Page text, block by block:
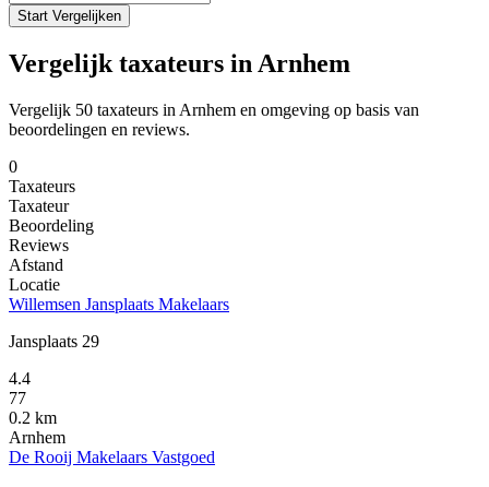
Start Vergelijken
Vergelijk taxateurs in Arnhem
Vergelijk 50 taxateurs in Arnhem en omgeving op basis van
beoordelingen en reviews.
0
Taxateurs
Taxateur
Beoordeling
Reviews
Afstand
Locatie
Willemsen Jansplaats Makelaars
Jansplaats 29
4.4
77
0.2 km
Arnhem
De Rooij Makelaars Vastgoed